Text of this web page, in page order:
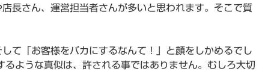
長さん、運営担当者さんが多いと思われます。そこで質
て「お客様をバカにするなんて！」と顔をしかめるでし
ような真似は、許される事ではありません。むしろ大切